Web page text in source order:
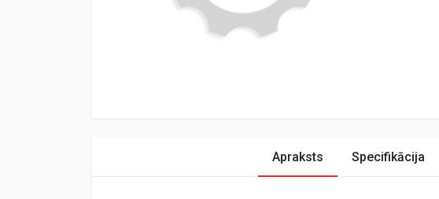
Apraksts Specifikācija